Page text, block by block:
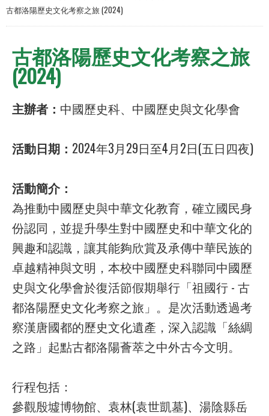
古都洛陽歷史文化考察之旅 (2024)
古都洛陽歷史文化考察之旅
(2024)
主辦者： 中國歷史科、中國歷史與文化學會
活動日期： 2024年3月29日至4月2日(五日四夜)
活動簡介：
為推動中國歷史與中華文化教育，確立國民身
份認同，並提升學生對中國歷史和中華文化的
興趣和認識，讓其能夠欣賞及承傳中華民族的
卓越精神與文明，本校中國歷史科聯同中國歷
史與文化學會於復活節假期舉行「祖國行 - 古
都洛陽歷史文化考察之旅」。是次活動透過考
察漢唐國都的歷史文化遺產，深入認識「絲綢
之路」起點古都洛陽薈萃之中外古今文明。
行程包括：
參觀殷墟博物館、袁林(袁世凱墓)、湯陰縣岳